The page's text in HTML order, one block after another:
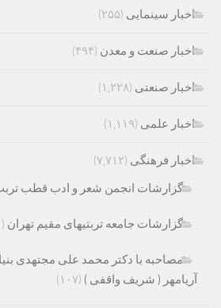
اخبار سینمایی (۲۵۵)
اخبار صنعت و معدن (۴۹۴)
اخبار صنعتی (۱,۲۲۸)
اخبار علمی (۱,۱۱۹)
اخبار فرهنگی (۷,۷۱۲)
گزارشات انجمن شعر و ادب قطب
گزارشات جامعه تربتیهای مقیم تهران (۲۰)
مصاحبه با دکتر محمد علی مجتهدی
آریامهر ( شریف واقفی ) (۱۰۷)